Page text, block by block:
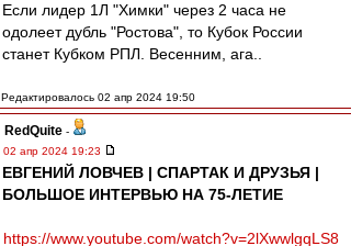
Если лидер 1Л "Химки" через 2 часа не
одолеет дубль "Ростова", то Кубок России
станет Кубком РПЛ. Весенним, ага..
Редактировалось 02 апр 2024 19:50
RedQuite -
02 апр 2024 19:23
ЕВГЕНИЙ ЛОВЧЕВ | СПАРТАК И ДРУЗЬЯ |
БОЛЬШОЕ ИНТЕРВЬЮ НА 75-ЛЕТИЕ
https://www.youtube.com/watch?v=2lXwwlgqLS8